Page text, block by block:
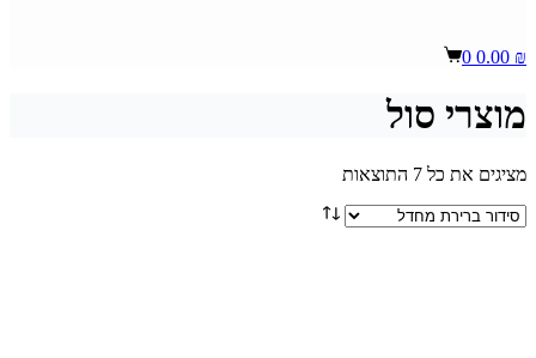
Shopping
0.00 ₪
0
מוצרי סול
מציגים את כל ⁦7⁩ התוצאות